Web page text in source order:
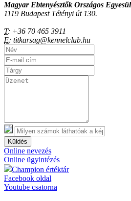
Magyar Ebtenyésztők Országos
1119 Budapest Tétényi út 130.
T: +36 70 465 3911
E: titkarsag@kennelclub.hu
Küldés
Online nevezés
Online ügyintézés
Champion értéktár
Facebook oldal
Youtube csatorna